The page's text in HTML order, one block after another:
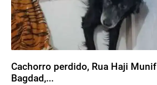
Cachorro perdido, Rua Haji Munif
Bagdad,...